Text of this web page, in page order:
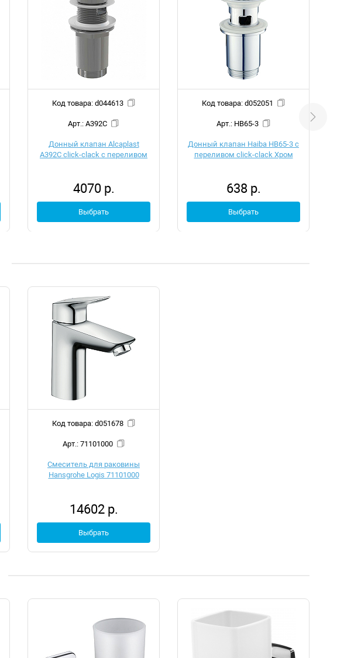
Код товара: d044613
Арт.: A392C
Донный клапан Alcaplast
A392C click-clack с переливом
4070 р.
Выбрать
Код товара: d052051
Арт.: HB65-3
Донный клапан Haiba HB65-3 с
переливом click-clack Хром
638 р.
Выбрать
Код товара: d051678
Арт.: 71101000
Смеситель для раковины
Hansgrohe Logis 71101000
14602 р.
Выбрать